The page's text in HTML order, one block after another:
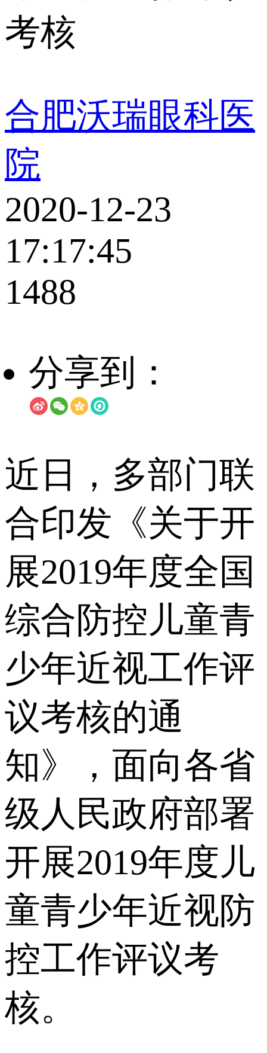
考核
合肥沃瑞眼科医
院
2020-12-23
17:17:45
1488
分享到：
近日，多部门联
合印发《关于开
展2019年度全国
综合防控儿童青
少年近视工作评
议考核的通
知》，面向各省
级人民政府部署
开展2019年度儿
童青少年近视防
控工作评议考
核。